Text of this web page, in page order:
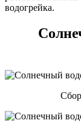
водогрейка.